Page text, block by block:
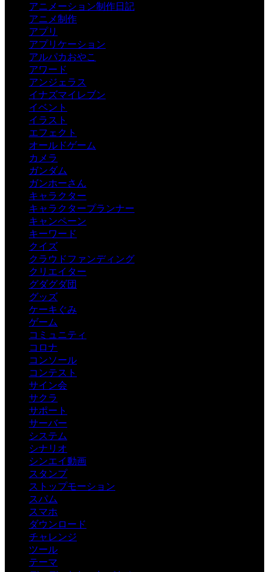
アニメーション制作日記
アニメ制作
アプリ
アプリケーション
アルパカおやこ
アワード
アンジェラス
イナズマイレブン
イベント
イラスト
エフェクト
オールドゲーム
カメラ
ガンダム
ガンホーさん
キャラクター
キャラクタープランナー
キャンペーン
キーワード
クイズ
クラウドファンディング
クリエイター
グダグダ団
グッズ
ケーキぐみ
ゲーム
コミュニティ
コロナ
コンソール
コンテスト
サイン会
サクラ
サポート
サーバー
システム
シナリオ
シンエイ動画
スタンプ
ストップモーション
スパム
スマホ
ダウンロード
チャレンジ
ツール
テーマ